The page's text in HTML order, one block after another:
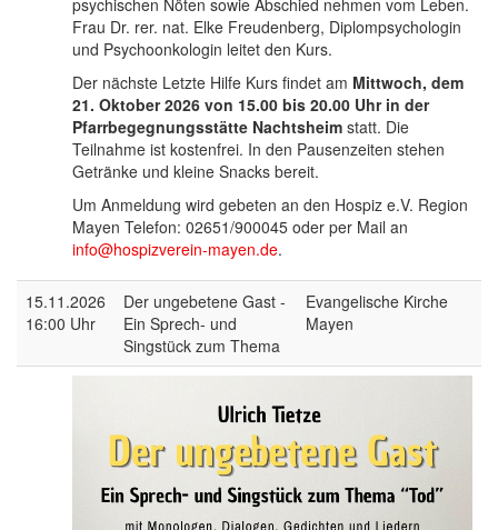
psychischen Nöten sowie Abschied nehmen vom Leben.
Frau Dr. rer. nat. Elke Freudenberg, Diplompsychologin
und Psychoonkologin leitet den Kurs.
Der nächste Letzte Hilfe Kurs findet am Mittwoch, dem
21. Oktober 2026 von 15.00 bis 20.00 Uhr in der
Pfarrbegegnungsstätte Nachtsheim statt. Die
Teilnahme ist kostenfrei. In den Pausenzeiten stehen
Getränke und kleine Snacks bereit.
Um Anmeldung wird gebeten an den Hospiz e.V. Region
Mayen Telefon: 02651/900045 oder per Mail an
info@hospizverein-mayen.de.
15.11.2026
16:00 Uhr
Der ungebetene Gast -
Ein Sprech- und
Singstück zum Thema
Evangelische Kirche
Mayen